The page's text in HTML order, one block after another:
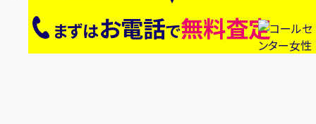
まずはお電話で無料査定